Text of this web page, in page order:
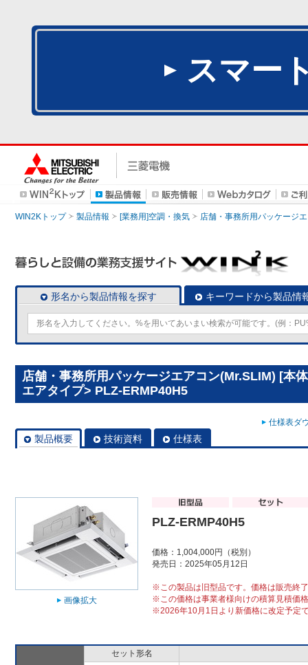
スマー
WIN2Kトップ 製品情報 [業務用]空調・換気 店舗・事務所用パッケージ
形名から製品情報を探す キーワードから製品情
店舗・事務所用パッケージエアコン(Mr.SLIM) [本
エアタイプ> PLZ-ERMP40H5
仕様表ダ
製品概要 技術資料 仕様表
画像拡大
PLZ-ERMP40H5
価格：1,004,000円（税別）
発売日：2025年05月12日
※この製品は旧型品です。価格は販売終
※この価格は事業者様向けの積算見積価
※2026年10月1日より新価格に改定予定
セット形名